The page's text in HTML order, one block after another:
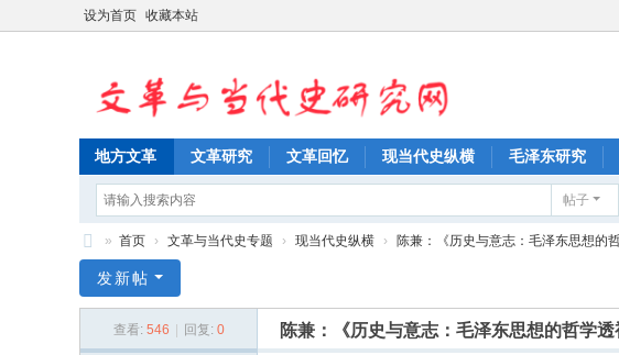
设为首页 收藏本站
地方文革 文革研究 文革回忆 现当代史纵横 毛泽东研究
帖子
革
» 首页 › 文革与当代史专题 › 现当代史纵横 › 陈兼：《历史与意志：毛泽东思想的
发新帖
查看: 546 回复: 0 陈兼：《历史与意志：毛泽东思想的哲学透